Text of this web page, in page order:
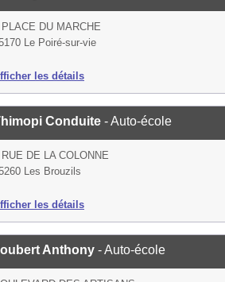
DU MARCHE
Le Poiré-sur-vie
les détails
Conduite - Auto-école
DE LA COLONNE
Les Brouzils
les détails
Anthony - Auto-école